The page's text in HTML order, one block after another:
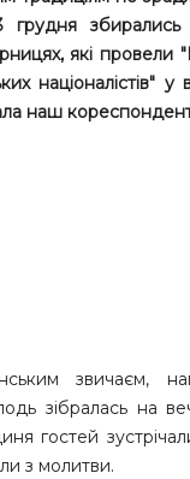
які провели
націоналістів" у
наш
звичаєм,
зібралась на
гостей
з молитви.